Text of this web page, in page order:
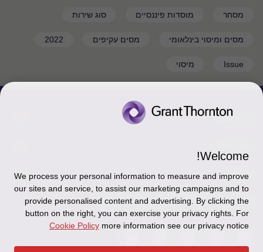
מסחר מוסדות פיננסיים סוג שירות
מסים ומיסוי בינלאומי מסים עקיפים 2022
Issue מיסוי
צור קשר
כניסה לעובדים - דוא"ל
כניסה לעובדים - דוחות עבודה
אודותינו
זיכרון והנצחה
תקנון
מדיניות הפרטיות
Disclaimer
Ethics Hotline
עקבו אחרינו ברשתות החברתיות
Welcome!
We process your personal information to measure and improve
our sites and service, to assist our marketing campaigns and to
provide personalised content and advertising. By clicking the
button on the right, you can exercise your privacy rights. For
more information see our privacy notice
Cookie Policy